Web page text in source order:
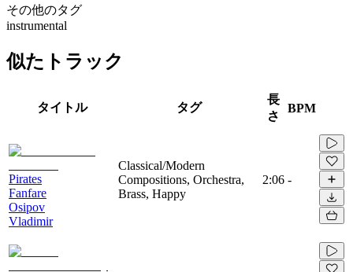
その他のタグ
instrumental
似たトラック
タイトル タグ
長
さ
BPM
Pirates
Fanfare
Osipov
Vladimir
Classical/Modern
Compositions, Orchestra,
Brass, Happy
2:06 -